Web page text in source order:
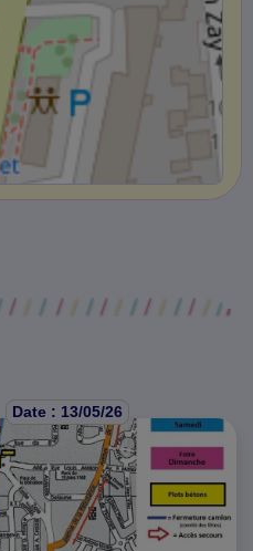
Date : 13/05/26